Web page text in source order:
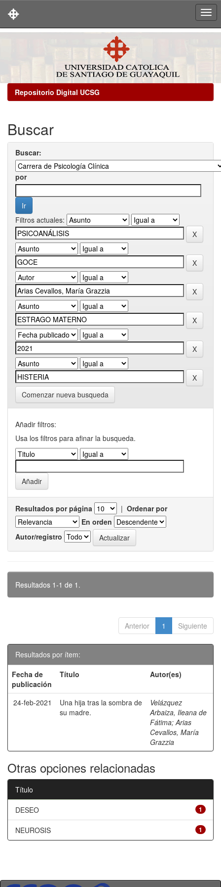
Repositorio Digital UCSG
Buscar
Buscar:
por
Filtros actuales:
Comenzar nueva busqueda
Añadir filtros:
Usa los filtros para afinar la busqueda.
Resultados por página | Ordenar por
En orden
Autor/registro
Resultados 1-1 de 1.
Anterior 1 Siguiente
Resultados por ítem:
Fecha de
publicación
Título Autor(es)
24-feb-2021
Una hija tras la sombra de
su madre.
Velázquez
Arbaiza, Ileana de
Fátima;Arias
Cevallos, María
Grazzia
Otras opciones relacionadas
Título
1
DESEO
1
NEUROSIS